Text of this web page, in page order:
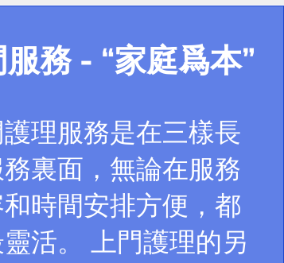
務 - “家庭爲本”
理服務是在三樣長
裏面，無論在服務
和時間安排方便，都
活。 上門護理的另